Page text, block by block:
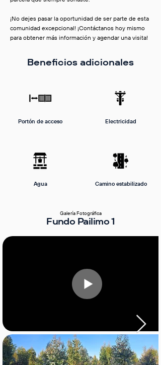
¡No dejes pasar la oportunidad de ser parte de esta
comunidad excepcional! ¡Contáctanos hoy mismo
para obtener más información y agendar una visita!
Beneficios adicionales
Portón de acceso
Agua
Electricidad
Camino estabilizado
Galería Fotográfica
Fundo Pailimo 1